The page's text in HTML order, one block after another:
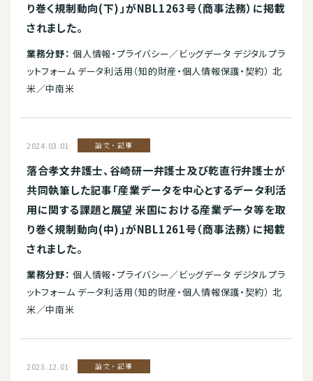
り巻く規制動向(下)」がNBL1263号（商事法務）に掲載
されました。
業務分野： 個人情報・プライバシー／ビッグデータ デジタルプラ
ットフォーム データ利活用（知的財産・個人情報保護・契約） 北
米／中南米
2024.03.01 論文・記事
落合孝文弁護士、谷崎研一弁護士及び乾直行弁護士が
共同執筆した記事「産業データを中心とするデータ利活
用に関する課題と展望 米国における産業データ等を取
り巻く規制動向(中)」がNBL1261号（商事法務）に掲載
されました。
業務分野： 個人情報・プライバシー／ビッグデータ デジタルプラ
ットフォーム データ利活用（知的財産・個人情報保護・契約） 北
米／中南米
2023.12.01 論文・記事